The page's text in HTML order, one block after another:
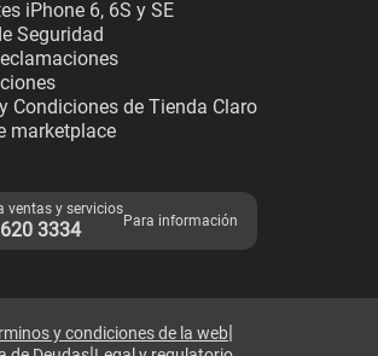
iPhone 6, 6S y SE
Seguridad
Condiciones de Tienda Claro
marketplace
ventas y servicios
3334 Para información
y condiciones de la web|